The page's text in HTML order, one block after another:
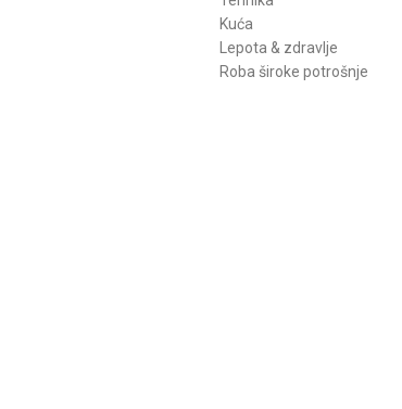
Kuća
Lepota & zdravlje
Roba široke potrošnje